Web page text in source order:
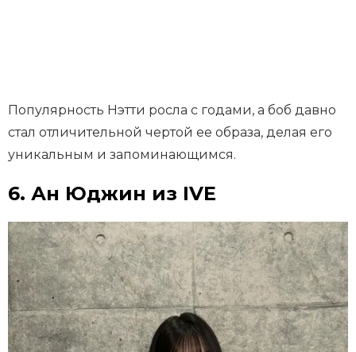
Популярность Нэтти росла с годами, а боб давно
стал отличительной чертой ее образа, делая его
уникальным и запоминающимся.
6. Ан Юджин из IVE